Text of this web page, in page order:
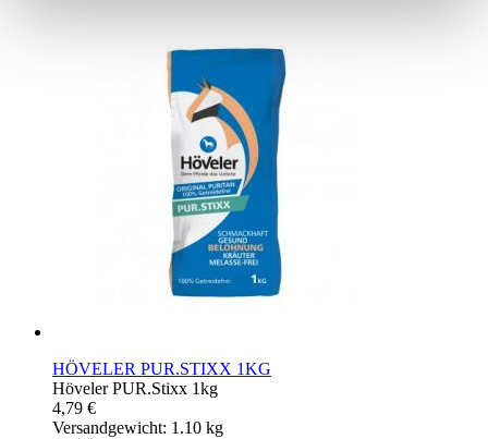
HÖVELER PUR.STIXX 1KG
Höveler PUR.Stixx 1kg
4,79 €
Versandgewicht: 1.10 kg